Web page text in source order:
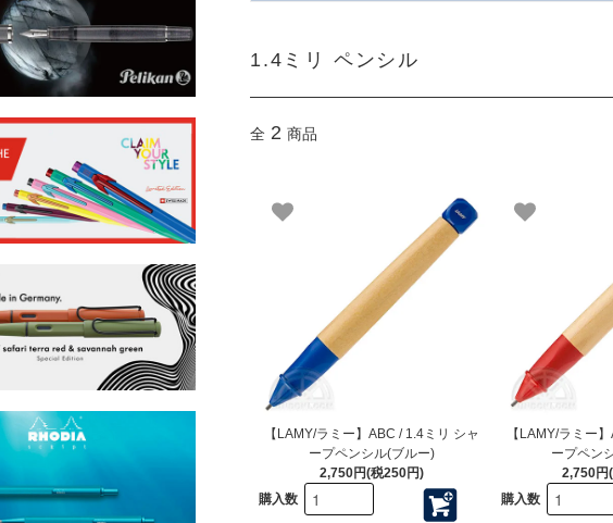
1.4ミリ ペンシル
全 2 商品
【LAMY/ラミー】ABC / 1.4ミリ シャ
ープペンシル(ブルー)
2,750円(税250円)
購入数
【LAMY/ラミー
ープペン
2,750円
購入数